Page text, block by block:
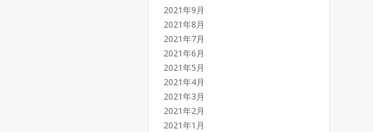
2021年9月
2021年8月
2021年7月
2021年6月
2021年5月
2021年4月
2021年3月
2021年2月
2021年1月